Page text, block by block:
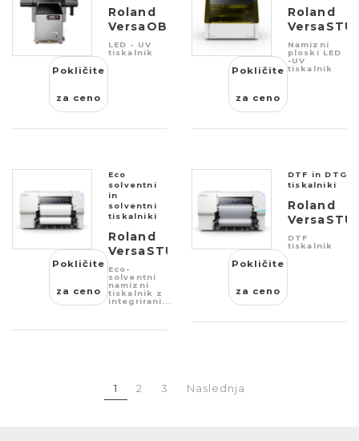
Roland
VersaOBJECTNEW
CO-i
Series
LED - UV
tiskalnik
Pokličite
za ceno
Roland
BD-8
Namizni
ploski LED
-UV
tiskalnik
Pokličite
za ceno
Eco
solventni
in
solventni
tiskalniki
Roland
VersaSTUDIO
BN2
Series
Eco-
solventni
namizni
tiskalnik z
integrirani...
Pokličite
za ceno
DTF in DTG
tiskalniki
Roland
BY-20
DTF
tiskalnik
Pokličite
za ceno
1 2 3 Naslednja